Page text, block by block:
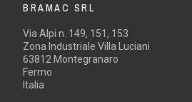
BRAMAC SRL
Via Alpi n. 149, 151, 153
Zona Industriale Villa Luciani
63812 Montegranaro
Fermo
Italia